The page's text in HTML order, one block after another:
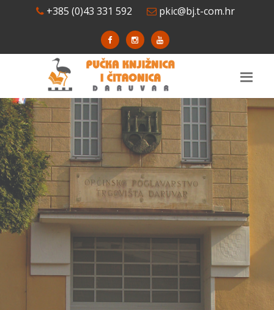
+385 (0)43 331 592 pkic@bj.t-com.hr